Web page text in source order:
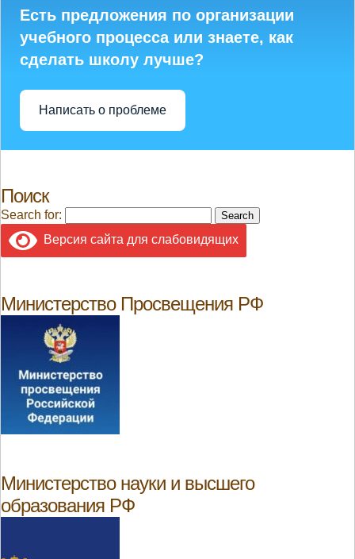
Есть предложения по организации
учебного процесса или знаете, как
сделать школу лучше?
Написать о проблеме
Поиск
Search for:
Версия сайта для слабовидящих
Министерство Просвещения РФ
Министерство науки и высшего
образования РФ